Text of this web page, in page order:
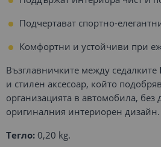
Подчертават спортно-
Комфортни и устойчиви при
Възглавничките между седалките
и стилен аксесоар, който
организацията в автомобила, без
оригиналния интериорен дизайн.
Тегло: 0,20 kg.